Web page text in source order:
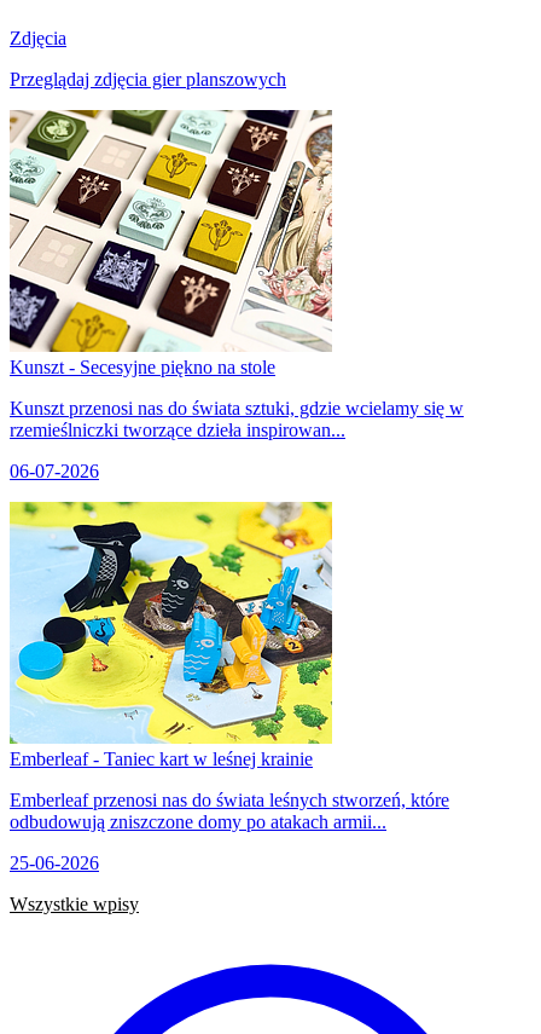
Zdjęcia
Przeglądaj zdjęcia gier planszowych
Kunszt - Secesyjne piękno na stole
Kunszt przenosi nas do świata sztuki, gdzie wcielamy się w
rzemieślniczki tworzące dzieła inspirowan...
06-07-2026
Emberleaf - Taniec kart w leśnej krainie
Emberleaf przenosi nas do świata leśnych stworzeń, które
odbudowują zniszczone domy po atakach armii...
25-06-2026
Wszystkie wpisy